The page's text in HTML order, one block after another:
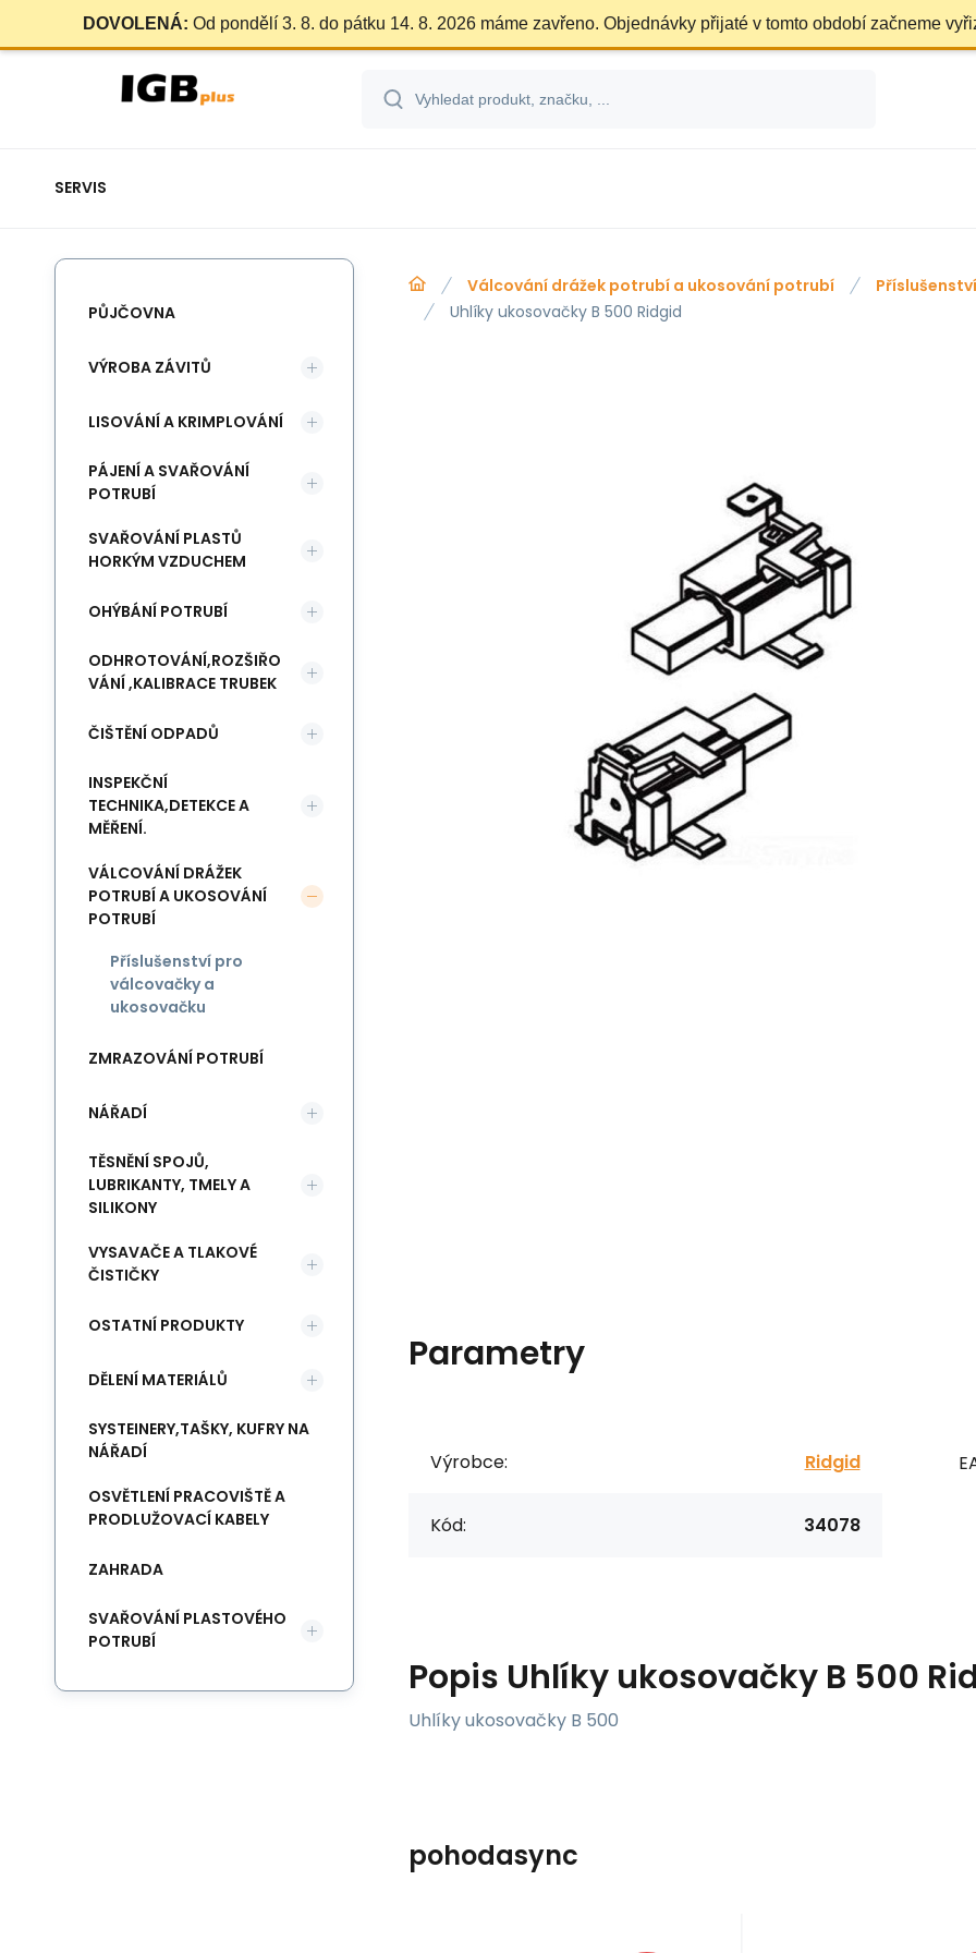
DOVOLENÁ: Od pondělí 3. 8. do pátku 14. 8. 2026 máme zavřeno. Objednávky přijaté v tomto období začneme
SERVIS
Válcování drážek potrubí a ukosování potrubí
Uhlíky ukosovačky B 500 Ridgid
Parametry
Výrobce: Ridgid
Kód: 34078
Popis Uhlíky ukosovačky B 500
Uhlíky ukosovačky B 500
pohodasync
PŮJČOVNA
VÝROBA ZÁVITŮ
LISOVÁNÍ A KRIMPLOVÁNÍ
PÁJENÍ A SVAŘOVÁNÍ
POTRUBÍ
SVAŘOVÁNÍ PLASTŮ
HORKÝM VZDUCHEM
OHÝBÁNÍ POTRUBÍ
ODHROTOVÁNÍ,ROZŠIŘO
VÁNÍ ,KALIBRACE TRUBEK
ČIŠTĚNÍ ODPADŮ
INSPEKČNÍ
TECHNIKA,DETEKCE A
MĚŘENÍ.
VÁLCOVÁNÍ DRÁŽEK
POTRUBÍ A UKOSOVÁNÍ
POTRUBÍ
Příslušenství pro
válcovačky a
ukosovačku
ZMRAZOVÁNÍ POTRUBÍ
NÁŘADÍ
TĚSNĚNÍ SPOJŮ,
LUBRIKANTY, TMELY A
SILIKONY
VYSAVAČE A TLAKOVÉ
ČISTIČKY
OSTATNÍ PRODUKTY
DĚLENÍ MATERIÁLŮ
SYSTEINERY,TAŠKY, KUFRY NA
NÁŘADÍ
OSVĚTLENÍ PRACOVIŠTĚ A
PRODLUŽOVACÍ KABELY
ZAHRADA
SVAŘOVÁNÍ PLASTOVÉHO
POTRUBÍ